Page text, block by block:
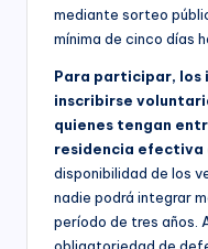
mediante sorteo
mínima de cinco días
Para participar, los
inscribirse
quienes tengan
residencia efectiva
disponibilidad de los
nadie podrá integrar
período de tres años.
obligatoriedad de